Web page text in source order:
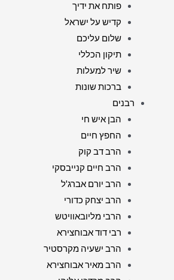
פותח את ידיך
קדיש על ישראל
שלום עליכם
תיקון הכללי
שיר למעלות
ברכות שונות
רבנים
הבן איש חי
החפץ חיים
הרב דב קוק
הרב חיים קנייבסקי
הרב יורם אברג'ל
הרב יצחק כדורי
הרבי מליובאוויטש
רבי דוד אבוחצירא
הרב ישעיה מקרסטיר
הרב מאיר אבוחצירא